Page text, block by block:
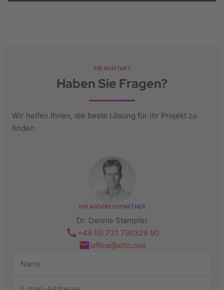
IHR KONTAKT
Haben Sie Fragen?
Wir helfen Ihnen, die beste Lösung für Ihr Projekt zu
finden.
IHR ANSPRECHPARTNER
Dr. Dennis Stampfer
+49 (0) 731 790326 90
office@xito.one